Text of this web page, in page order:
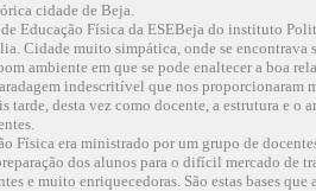
cidade de Beja.
Educação Física da ESEBeja do instituto
Cidade muito simpática, onde se encontrava
ambiente em que se pode enaltecer a boa
indescritível que nos proporcionaram
tarde, desta vez como docente, a estrutura e
Física era ministrado por um grupo de
dos alunos para o difícil mercado de
e muito enriquecedoras. São estas bases